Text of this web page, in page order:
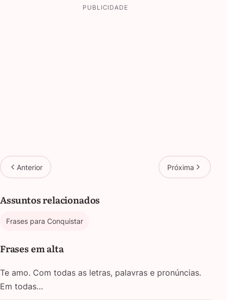
PUBLICIDADE
Anterior Próxima
Assuntos relacionados
Frases para Conquistar
Frases em alta
Te amo. Com todas as letras, palavras e pronúncias.
Em todas…